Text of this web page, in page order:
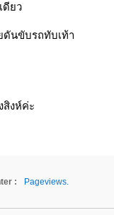
ดียว
นขับรถทับเท้า
สิงห์ค่ะ
:
Pageviews.